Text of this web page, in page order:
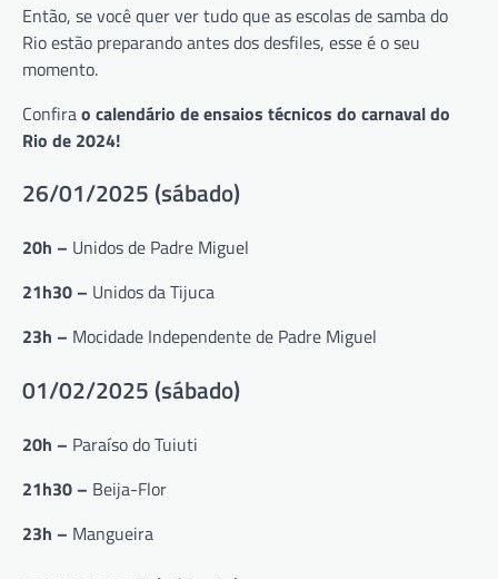
Então, se você quer ver tudo que as escolas de samba do
Rio estão preparando antes dos desfiles, esse é o seu
momento.
Confirao calendário de ensaios técnicos do carnaval do
Rio de 2024!
26/01/2025 (sábado)
20h – Unidos de Padre Miguel
21h30 – Unidos da Tijuca
23h – Mocidade Independente de Padre Miguel
01/02/2025 (sábado)
20h – Paraíso do Tuiuti
21h30 – Beija-Flor
23h – Mangueira